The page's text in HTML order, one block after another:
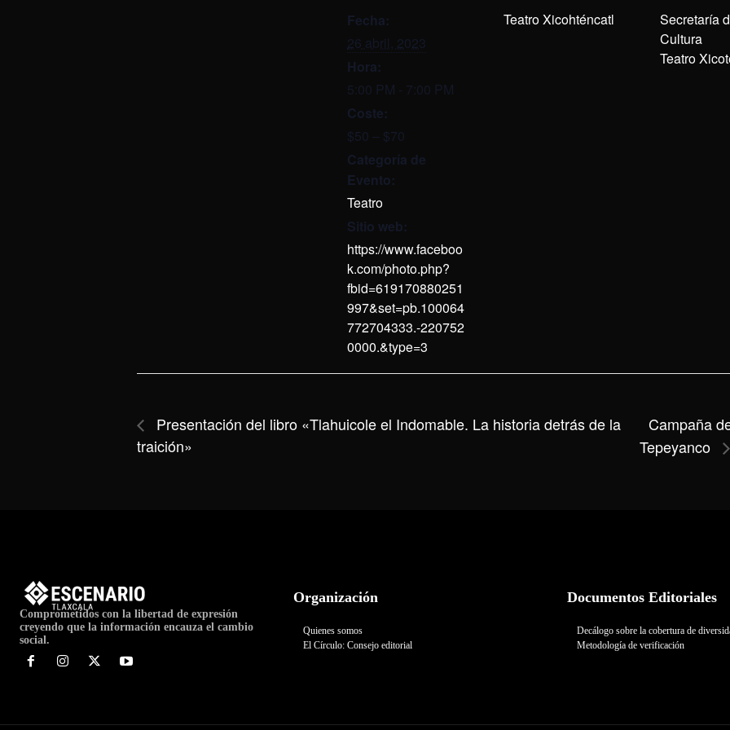
Fecha:
26 abril, 2023
Hora:
5:00 PM - 7:00 PM
Coste:
$50 – $70
Categoría de
Evento:
Teatro
Sitio web:
https://www.faceboo
k.com/photo.php?
fbid=619170880251
997&set=pb.100064
772704333.-220752
0000.&type=3
Teatro Xicohténcatl
Secretaría
Cultura
Teatro
Presentación del libro «Tlahuicole el Indomable. La historia detrás de la
traición»
Campaña
Tepeyanco
Comprometidos con la libertad de expresión
creyendo que la información encauza el cambio
social.
Organización
Quienes somos
El Círculo: Consejo editorial
Documentos Editoriales
Decálogo sobre la cobertura de
Metodología de verificación